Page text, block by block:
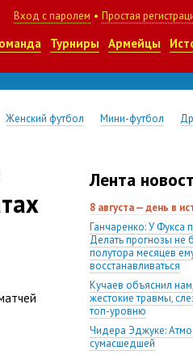
Вход с паролем • Простая
Турниры Армейцы
Женский футбол Мини-футбол
Лента
8 августа — день в
Ганчаренко: У Фукса
Делать прогнозы не
полутора месяцев
восстанавливаться
Кучаев объяснил
жестокие травмы,
топ-уровню
Чидера Эджуке:
сумасшедшей